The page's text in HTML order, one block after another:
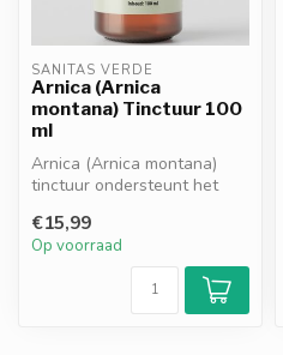
SANITAS VERDE
Arnica (Arnica
montana) Tinctuur 100
ml
Arnica (Arnica montana)
tinctuur ondersteunt het
gewricht...
€15,99
Op voorraad